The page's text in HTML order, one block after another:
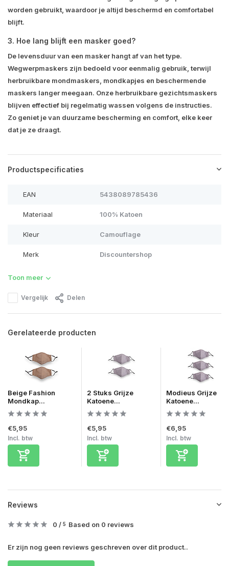
worden gebruikt, waardoor je altijd beschermd en comfortabel
blijft.
3. Hoe lang blijft een masker goed?
De levensduur van een masker hangt af van het type.
Wegwerpmaskers zijn bedoeld voor eenmalig gebruik, terwijl
herbruikbare mondmaskers, mondkapjes en beschermende
maskers langer meegaan. Onze herbruikbare gezichtsmaskers
blijven effectief bij regelmatig wassen volgens de instructies.
Zo geniet je van duurzame bescherming en comfort, elke keer
dat je ze draagt.
Productspecificaties
EAN 5438089785436
Materiaal 100% Katoen
Kleur Camouflage
Merk Discountershop
Toon meer
Vergelijk Delen
Gerelateerde producten
Beige Fashion
Mondkap...
€5,95
Incl. btw
2 Stuks Grijze
Katoene...
€5,95
Incl. btw
Modieus Grijze
Katoene...
€6,95
Incl. btw
Reviews
0 / 5 Based on 0 reviews
Er zijn nog geen reviews geschreven over dit product..